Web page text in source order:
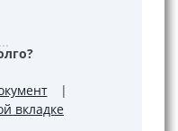
|
вкладке